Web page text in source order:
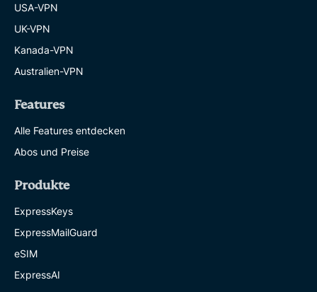
USA-VPN
UK-VPN
Kanada-VPN
Australien-VPN
Features
Alle Features entdecken
Abos und Preise
Produkte
ExpressKeys
ExpressMailGuard
eSIM
ExpressAI